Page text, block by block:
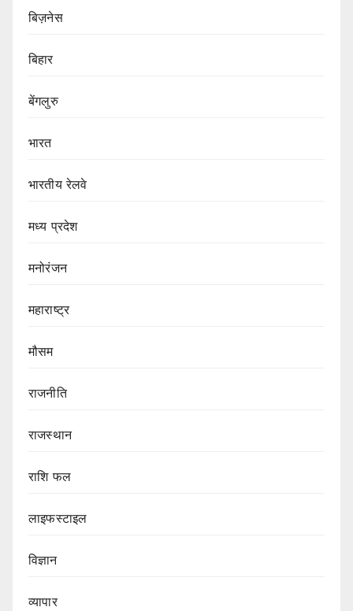
बिज़नेस
बिहार
बेंगलुरु
भारत
भारतीय रेलवे
मध्य प्रदेश
मनोरंजन
महाराष्ट्र
मौसम
राजनीति
राजस्थान
राशि फल
लाइफस्टाइल
विज्ञान
व्यापार